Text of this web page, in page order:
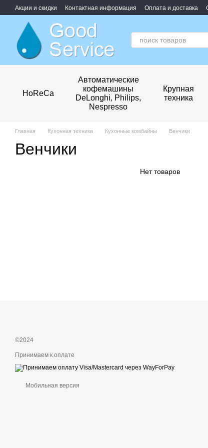
Перейти к основному контенту
Акции и скидки Контактная информация Оплата и доставка
HoReCa
Автоматические
кофемашины
DeLonghi, Philips,
Nespresso
Крупная
техника
Главная Кухонная техника Кухонные комбайны Венчики
Венчики
Нет товаров
©2024
Принимаем к оплате
Мобильная версия